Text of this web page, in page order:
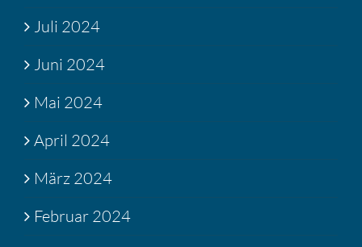
Juli 2024
Juni 2024
Mai 2024
April 2024
März 2024
Februar 2024